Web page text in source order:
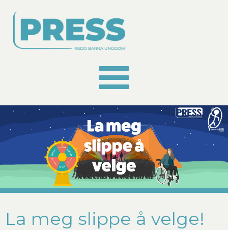
La meg slippe å velge!